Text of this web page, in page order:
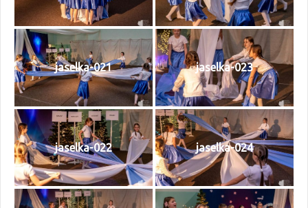
jaselka-021 jaselka-023
jaselka-022 jaselka-024